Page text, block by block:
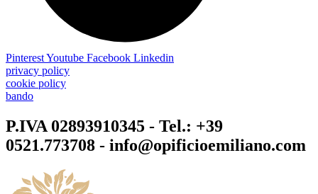
PinterestYoutube Facebook Linkedin
privacy policy
cookie policy
bando
P.IVA 02893910345 - Tel.: +39
0521.773708 - info@opificioemiliano.com